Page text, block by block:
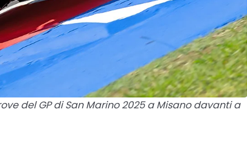
del GP di San Marino 2025 a Misano davanti a